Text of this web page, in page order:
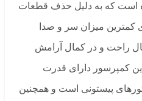
است که به دلیل حذف قطعات
کمترین میزان سر و صدا
خیال راحت و در کمال آرامش
این کمپرسور دارای قدرت
پیستونی است و همچنین